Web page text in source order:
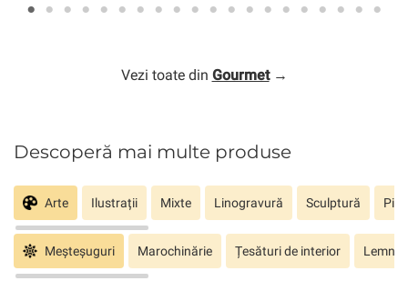
Vezi toate din Gourmet→
Descoperă mai multe produse
Arte Ilustrații Mixte Linogravură Sculptură
Meșteșuguri Marochinărie Țesături de interior Lemn